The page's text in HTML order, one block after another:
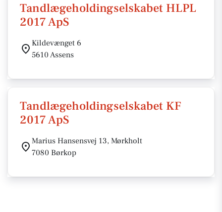
Tandlægeholdingselskabet HLPL
2017 ApS
Kildevænget 6
5610 Assens
Tandlægeholdingselskabet KF
2017 ApS
Marius Hansensvej 13, Mørkholt
7080 Børkop